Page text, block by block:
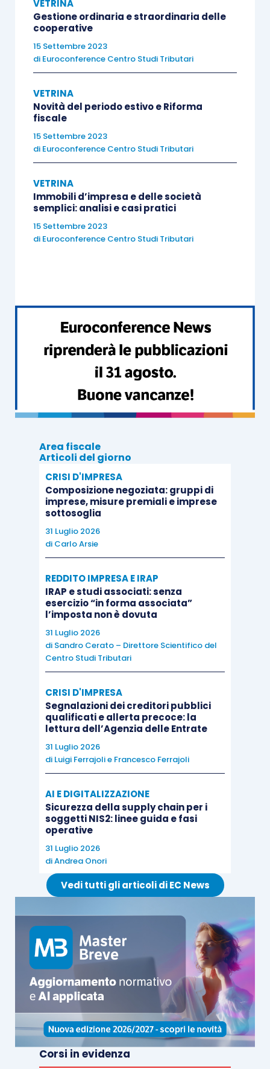
VETRINA
Gestione ordinaria e straordinaria delle
cooperative
15 Settembre 2023
di Euroconference Centro Studi Tributari
VETRINA
Novità del periodo estivo e Riforma
fiscale
15 Settembre 2023
di Euroconference Centro Studi Tributari
VETRINA
Immobili d’impresa e delle società
semplici: analisi e casi pratici
15 Settembre 2023
di Euroconference Centro Studi Tributari
Area fiscale
Articoli del giorno
CRISI D'IMPRESA
Composizione negoziata: gruppi di
imprese, misure premiali e imprese
sottosoglia
31 Luglio 2026
di Carlo Arsie
REDDITO IMPRESA E IRAP
IRAP e studi associati: senza
esercizio “in forma associata”
l’imposta non è dovuta
31 Luglio 2026
di Sandro Cerato – Direttore Scientifico del
Centro Studi Tributari
CRISI D'IMPRESA
Segnalazioni dei creditori pubblici
qualificati e allerta precoce: la
lettura dell’Agenzia delle Entrate
31 Luglio 2026
di Luigi Ferrajolie Francesco Ferrajoli
AI E DIGITALIZZAZIONE
Sicurezza della supply chain per i
soggetti NIS2: linee guida e fasi
operative
31 Luglio 2026
diAndrea Onori
Vedi tutti gli articoli di EC News
Corsi in evidenza